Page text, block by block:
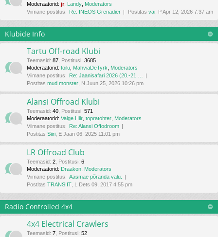
Moderaatorid: jr, Landy Moderators
Viimane postitus: Re: INEOS Grenadier Postitas vai , P Apr 12, 2026 7:37 am
Klubide Info
Tartu Off-road Klubi
Teemasid: 87 Postitusi: 3685
Moderaatorid: toilu MahviaDeTyrk
Moderators
Viimane postitus: Re: Jaanisafari 2026 (20.-21.…
Postitas mud monster , N Juun 25, 2026 10:26 pm
Alansi Offroad Klubi
Teemasid: 40 Postitusi: 571
Moderaatorid: Valge Hiir topratohter Moderators
Viimane postitus: Re: Alansi Offodroom
Postitas Siiri , E Jaan 06, 2025 11:01 pm
LR Offroad Club
Teemasid: 2 Postitusi: 6
Moderaatorid: Draakon Moderators
Viimane postitus: Ääsmäe põranda valu.
Postitas TRANSIIT , L Dets 09, 2017 4:55 pm
Radio Controlled 4x4
4x4 Electrical Crawlers
Teemasid: 7 Postitusi: 52